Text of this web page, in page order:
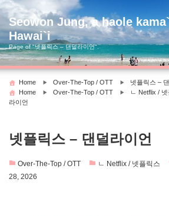
Skip
to
content
Seowon Jung, a haole
Hawai`i
Page of "넷플릭스 – 댄덜라이언".
Home Over-The-Top / OTT
넷플릭스 –
Home
Over-The-Top / OTT ㄴ Netflix /
라이언
넷플릭스 – 댄덜라이언
Over-The-Top / OTT ㄴ Netflix / 넷플릭스
28, 2026